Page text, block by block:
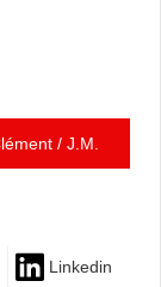
/ J.M.
Linkedin